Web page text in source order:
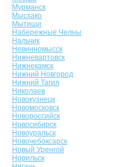
Мурманск
Мысхако
Мытищи
Набережные Челны
Нальчик
Невинномысск
Нижневартовск
Нижнекамск
Нижний Новгород
Нижний Тагил
Николаев
Новокузнецк
Новомосковск
Новороссийск
Новосибирск
Новоуральск
Новочебоксарск
Новый Уренгой
Норильск